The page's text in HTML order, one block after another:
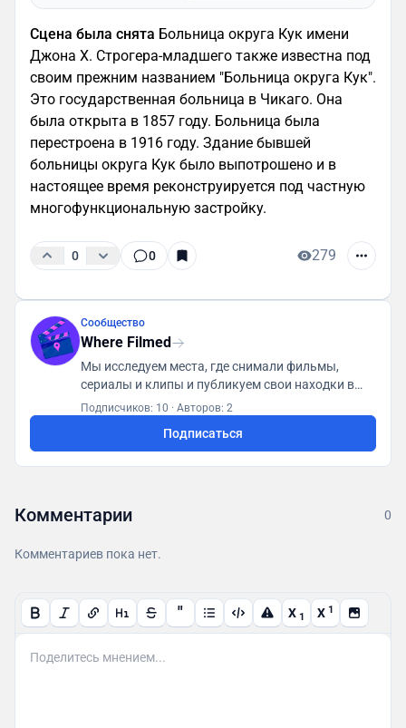
Сцена была снята Больница округа Кук имени
Джона Х. Строгера-младшего также известна под
своим прежним названием "Больница округа Кук".
Это государственная больница в Чикаго. Она
была открыта в 1857 году. Больница была
перестроена в 1916 году. Здание бывшей
больницы округа Кук было выпотрошено и в
настоящее время реконструируется под частную
многофункциональную застройку.
0 0 279
Сообщество
Where Filmed
Мы исследуем места, где снимали фильмы,
сериалы и клипы и публикуем свои находки в
базу данных доступную всем пользователям
Подписчиков: 10 · Авторов: 2
Подписаться
Комментарии 0
Комментариев пока нет.
" X 1 X 1